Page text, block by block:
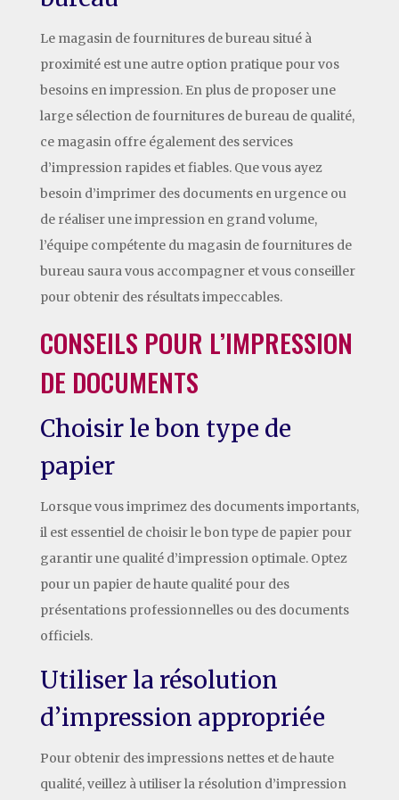
Le magasin de fournitures de bureau situé à
proximité est une autre option pratique pour vos
besoins en impression. En plus de proposer une
large sélection de fournitures de bureau de qualité,
ce magasin offre également des services
d’impression rapides et fiables. Que vous ayez
besoin d’imprimer des documents en urgence ou
de réaliser une impression en grand volume,
l’équipe compétente du magasin de fournitures de
bureau saura vous accompagner et vous conseiller
pour obtenir des résultats impeccables.
CONSEILS POUR L’IMPRESSION
DE DOCUMENTS
Choisir le bon type de
papier
Lorsque vous imprimez des documents importants,
il est essentiel de choisir le bon type de papier pour
garantir une qualité d’impression optimale. Optez
pour un papier de haute qualité pour des
présentations professionnelles ou des documents
officiels.
Utiliser la résolution
d’impression appropriée
Pour obtenir des impressions nettes et de haute
qualité, veillez à utiliser la résolution d’impression